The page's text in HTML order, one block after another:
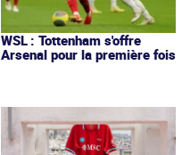
WSL : Tottenham s'offre
Arsenal pour la première fois